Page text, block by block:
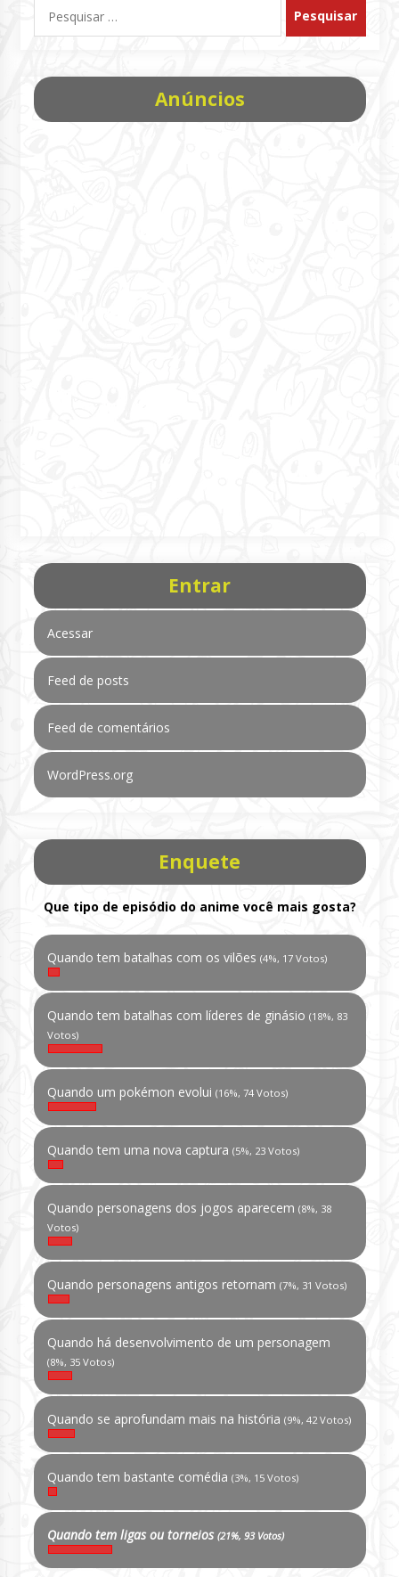
por:
Anúncios
Entrar
Acessar
Feed de posts
Feed de comentários
WordPress.org
Enquete
Que tipo de episódio do anime você mais gosta?
Quando tem batalhas com os vilões (4%, 17 Votos)
Quando tem batalhas com líderes de ginásio (18%, 83
Votos)
Quando um pokémon evolui (16%, 74 Votos)
Quando tem uma nova captura (5%, 23 Votos)
Quando personagens dos jogos aparecem (8%, 38
Votos)
Quando personagens antigos retornam (7%, 31 Votos)
Quando há desenvolvimento de um personagem
(8%, 35 Votos)
Quando se aprofundam mais na história (9%, 42 Votos)
Quando tem bastante comédia (3%, 15 Votos)
Quando tem ligas ou torneios (21%, 93 Votos)